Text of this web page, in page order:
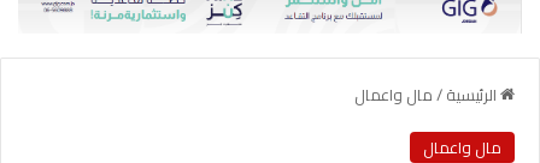
الرئيسية/مال واعمال
مال واعمال